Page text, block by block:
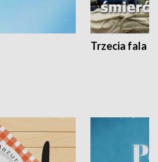
Trzecia fala -